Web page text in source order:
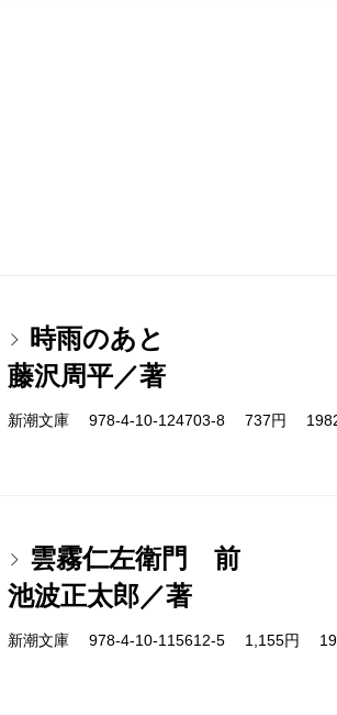
時雨のあと
藤沢周平／著
新潮文庫 978-4-10-124703-8 737円
雲霧仁左衛門 前
池波正太郎／著
新潮文庫 978-4-10-115612-5 1,155円